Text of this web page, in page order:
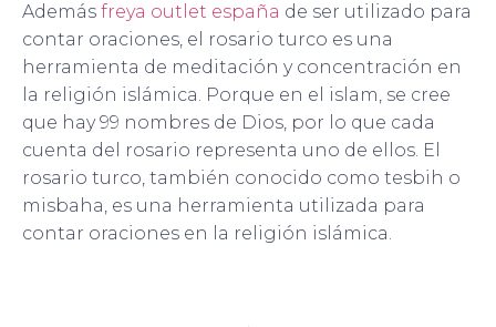
Además freya outlet españa de ser utilizado para
contar oraciones, el rosario turco es una
herramienta de meditación y concentración en
la religión islámica. Porque en el islam, se cree
que hay 99 nombres de Dios, por lo que cada
cuenta del rosario representa uno de ellos. El
rosario turco, también conocido como tesbih o
misbaha, es una herramienta utilizada para
contar oraciones en la religión islámica.